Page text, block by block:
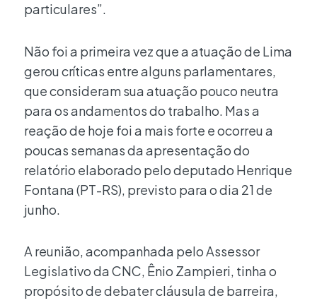
particulares”.
Não foi a primeira vez que a atuação de Lima
gerou críticas entre alguns parlamentares,
que consideram sua atuação pouco neutra
para os andamentos do trabalho. Mas a
reação de hoje foi a mais forte e ocorreu a
poucas semanas da apresentação do
relatório elaborado pelo deputado Henrique
Fontana (PT-RS), previsto para o dia 21 de
junho.
A reunião, acompanhada pelo Assessor
Legislativo da CNC, Ênio Zampieri, tinha o
propósito de debater cláusula de barreira,